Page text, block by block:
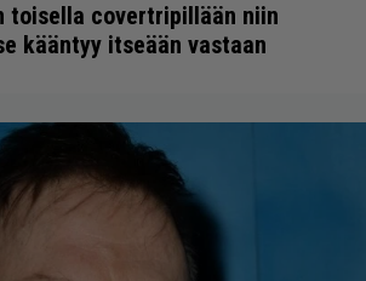
toisella covertripillään niin
kääntyy itseään vastaan